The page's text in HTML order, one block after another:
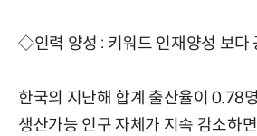
◇인력 양성 : 키워드 인재양성 보다
한국의 지난해 합계 출산율이 0.78
생산가능 인구 자체가 지속 감소하